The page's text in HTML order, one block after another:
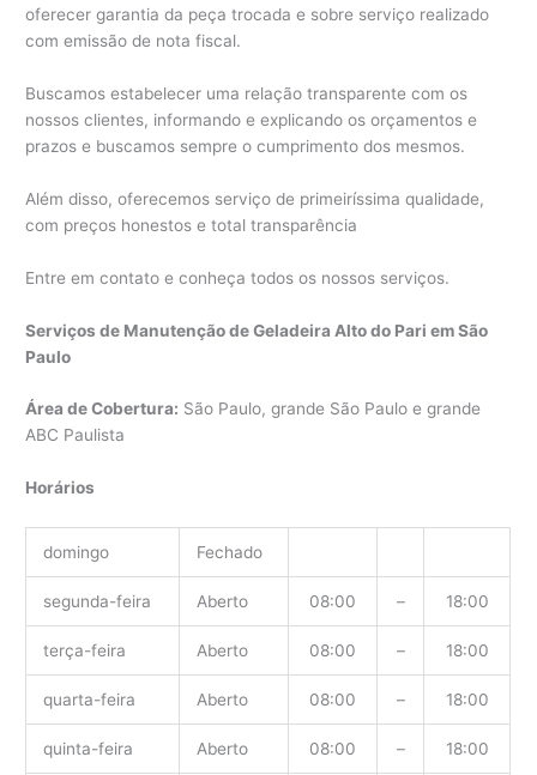
oferecer garantia da peça trocada e sobre serviço realizado
com emissão de nota fiscal.
Buscamos estabelecer uma relação transparente com os
nossos clientes, informando e explicando os orçamentos e
prazos e buscamos sempre o cumprimento dos mesmos.
Além disso, oferecemos serviço de primeiríssima qualidade,
com preços honestos e total transparência
Entre em contato e conheça todos os nossos serviços.
Serviços de Manutenção de Geladeira Alto do Pari em São
Paulo
Área de Cobertura: São Paulo, grande São Paulo e grande
ABC Paulista
Horários
domingo Fechado
segunda-feira Aberto 08:00 – 18:00
terça-feira Aberto 08:00 – 18:00
quarta-feira Aberto 08:00 – 18:00
quinta-feira Aberto 08:00 – 18:00